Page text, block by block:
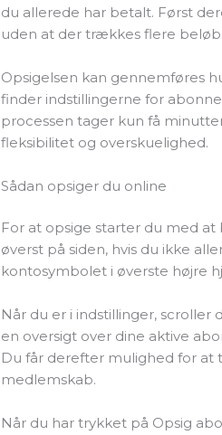
du allerede har betalt. Først
uden at der trækkes flere beløb.
Opsigelsen kan gennemføres
finder indstillingerne for
processen tager kun få
fleksibilitet og overskuelighed.
Sådan opsiger du online
For at opsige starter du med at
øverst på siden, hvis du ikke
kontosymbolet i øverste højre
Når du er i indstillinger,
en oversigt over dine aktive
Du får derefter mulighed for at
medlemskab.
Når du har trykket på Opsig